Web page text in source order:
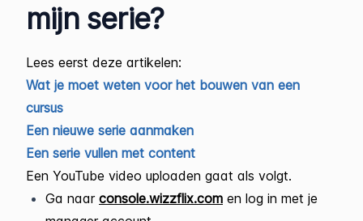
mijn serie?
Lees eerst deze artikelen:
Wat je moet weten voor het bouwen van een
cursus
Een nieuwe serie aanmaken
Een serie vullen met content
Een YouTube video uploaden gaat als volgt.
Ga naar console.wizzflix.com en log in met je